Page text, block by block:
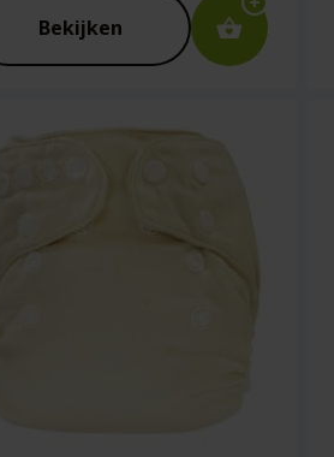
Bekijken